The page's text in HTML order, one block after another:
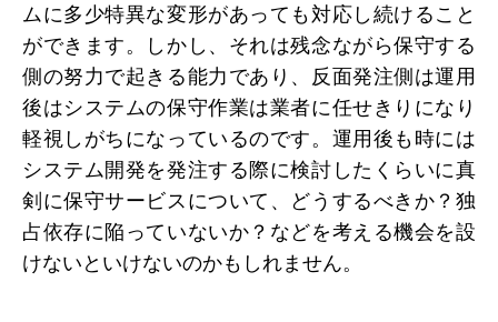
ムに多少特異な変形があっても対応し続けること
ができます。しかし、それは残念ながら保守する
側の努力で起きる能力であり、反面発注側は運用
後はシステムの保守作業は業者に任せきりになり
軽視しがちになっているのです。運用後も時には
システム開発を発注する際に検討したくらいに真
剣に保守サービスについて、どうするべきか？独
占依存に陥っていないか？などを考える機会を設
けないといけないのかもしれません。